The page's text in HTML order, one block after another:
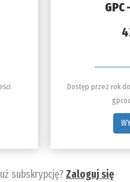
GPC
Dostęp przez rok
subskrypcję?Zaloguj się